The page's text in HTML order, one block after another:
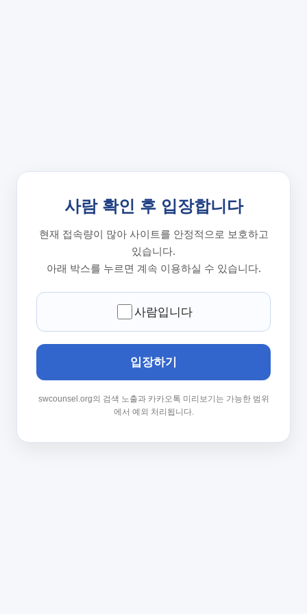
사람 확인 후 입장합니다
현재 접속량이 많아 사이트를 안정적으로 보호하고
있습니다.
아래 박스를 누르면 계속 이용하실 수 있습니다.
사람입니다
입장하기
swcounsel.org의 검색 노출과 카카오톡 미리보기는 가능한 범위
에서 예외 처리됩니다.